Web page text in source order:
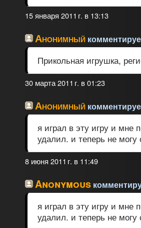
15 января 2011 г. в 13:13
Анонимный
Прикольная игрушка,
30 марта 2011 г. в 01:23
Анонимный
я играл в эту игру и мне
удалил. и теперь не
8 июня 2011 г. в 11:49
Anonymous
я играл в эту игру и мне
удалил. и теперь не